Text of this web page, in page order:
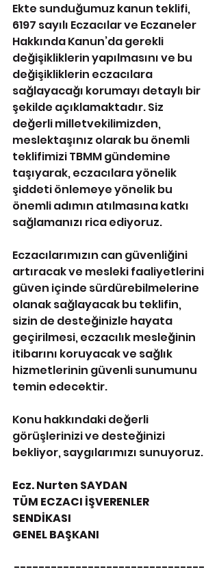
Ekte sunduğumuz kanun teklifi,
6197 sayılı Eczacılar ve Eczaneler
Hakkında Kanun’da gerekli
değişikliklerin yapılmasını ve bu
değişikliklerin eczacılara
sağlayacağı korumayı detaylı bir
şekilde açıklamaktadır. Siz
değerli milletvekilimizden,
meslektaşınız olarak bu önemli
teklifimizi TBMM gündemine
taşıyarak, eczacılara yönelik
şiddeti önlemeye yönelik bu
önemli adımın atılmasına katkı
sağlamanızı rica ediyoruz.
Eczacılarımızın can güvenliğini
artıracak ve mesleki faaliyetlerini
güven içinde sürdürebilmelerine
olanak sağlayacak bu teklifin,
sizin de desteğinizle hayata
geçirilmesi, eczacılık mesleğinin
itibarını koruyacak ve sağlık
hizmetlerinin güvenli sunumunu
temin edecektir.
Konu hakkındaki değerli
görüşlerinizi ve desteğinizi
bekliyor, saygılarımızı sunuyoruz.
Ecz. Nurten SAYDAN
TÜM ECZACI İŞVERENLER
SENDİKASI
GENEL BAŞKANI
-------------------------------